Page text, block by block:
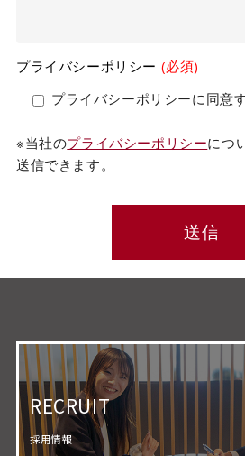
プライバシーポリシー (必須)
プライバシーポリシーに同意
※当社のプライバシーポリシーにつ
送信できます。
RECRUIT
採用情報